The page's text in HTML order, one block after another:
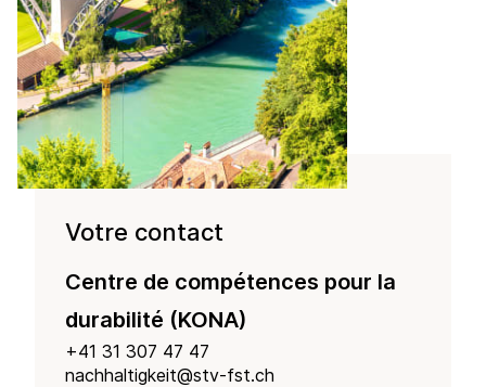
Votre contact
Centre de compétences pour la
durabilité (KONA)
+41 31 307 47 47
nachhaltigkeit@stv-fst.ch